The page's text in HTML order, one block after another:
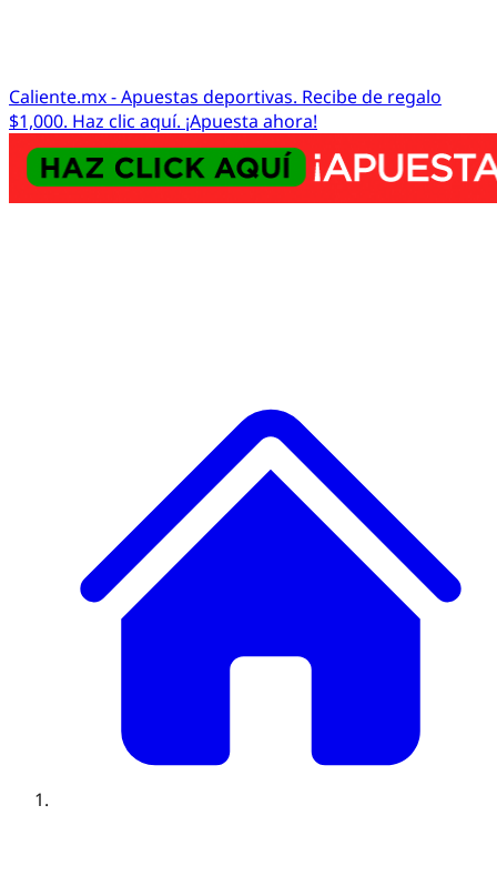
Caliente.mx - Apuestas deportivas. Recibe de regalo
$1,000. Haz clic aquí. ¡Apuesta ahora!